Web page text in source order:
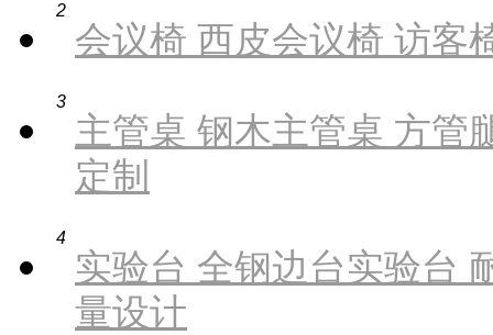
2
会议椅 西皮会议椅 访客
3
主管桌 钢木主管桌 方管
定制
4
实验台 全钢边台实验台
量设计